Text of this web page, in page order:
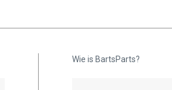
Wie is BartsParts?